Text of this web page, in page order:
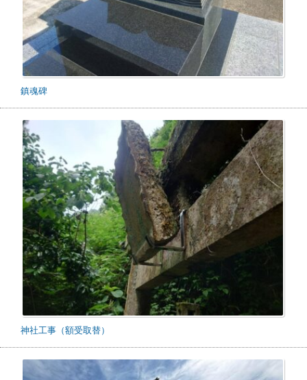
鎮魂碑
神社工事（額受取替）